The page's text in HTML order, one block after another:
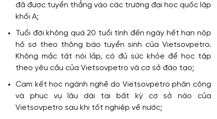
đã được tuyển thẳng vào các trường đại học quốc lập
khối A;
Tuổi đời không quá 20 tuổi tính đến ngày hết hạn nộp
hồ sơ theo thông báo tuyển sinh của Vietsovpetro.
Không mắc tật nói lắp, có đủ sức khỏe để học tập
theo yêu cầu của Vietsovpetro và cơ sở đào tạo;
Cam kết học ngành nghề do Vietsovpetro phân công
và phục vụ lâu dài tại bất kỳ cơ sở nào của
Vietsovpetro sau khi tốt nghiệp về nước;